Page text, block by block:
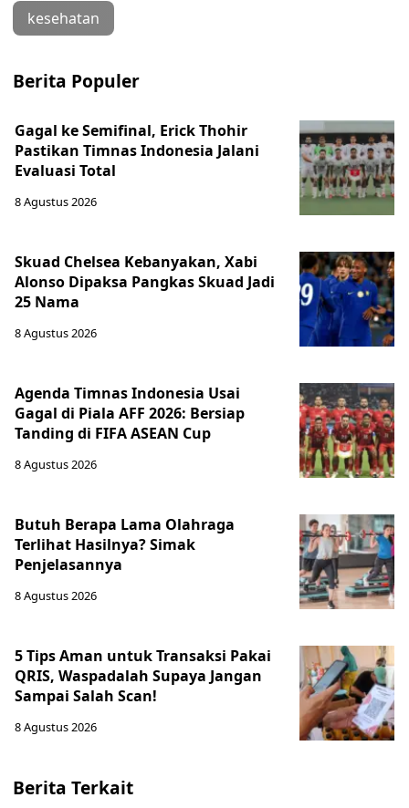
kesehatan
Berita Populer
Gagal ke Semifinal, Erick Thohir
Pastikan Timnas Indonesia Jalani
Evaluasi Total
8 Agustus 2026
Skuad Chelsea Kebanyakan, Xabi
Alonso Dipaksa Pangkas Skuad Jadi
25 Nama
8 Agustus 2026
Agenda Timnas Indonesia Usai
Gagal di Piala AFF 2026: Bersiap
Tanding di FIFA ASEAN Cup
8 Agustus 2026
Butuh Berapa Lama Olahraga
Terlihat Hasilnya? Simak
Penjelasannya
8 Agustus 2026
5 Tips Aman untuk Transaksi Pakai
QRIS, Waspadalah Supaya Jangan
Sampai Salah Scan!
8 Agustus 2026
Berita Terkait